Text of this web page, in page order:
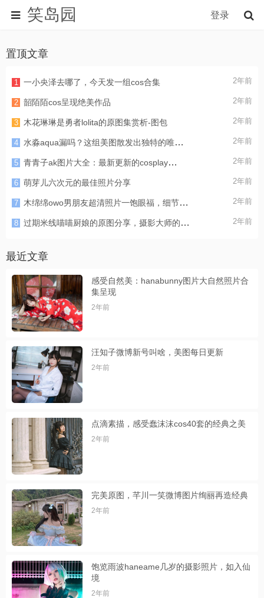
笑岛园 登录
置顶文章
1 一小央泽去哪了，今天发一组cos合集 2年前
2 韶陌陌cos呈现绝美作品 2年前
3 木花琳琳是勇者lolita的原图集赏析-图包 2年前
4 水淼aqua漏吗？这组美图散发出独特的唯美气息 2年前
5 青青子ak图片大全：最新更新的cosplay精选 2年前
6 萌芽儿六次元的最佳照片分享 2年前
7 木绵绵owo男朋友超清照片一饱眼福，细节立体雕琢 2年前
8 过期米线喵喵厨娘的原图分享，摄影大师的魅力所在 2年前
最近文章
感受自然美：hanabunny图片大自然照片合
集呈现
2年前
汪知子微博新号叫啥，美图每日更新
2年前
点滴素描，感受蠢沫沫cos40套的经典之美
2年前
完美原图，芊川一笑微博图片绚丽再造经典
2年前
饱览雨波haneame几岁的摄影照片，如入仙
境
2年前